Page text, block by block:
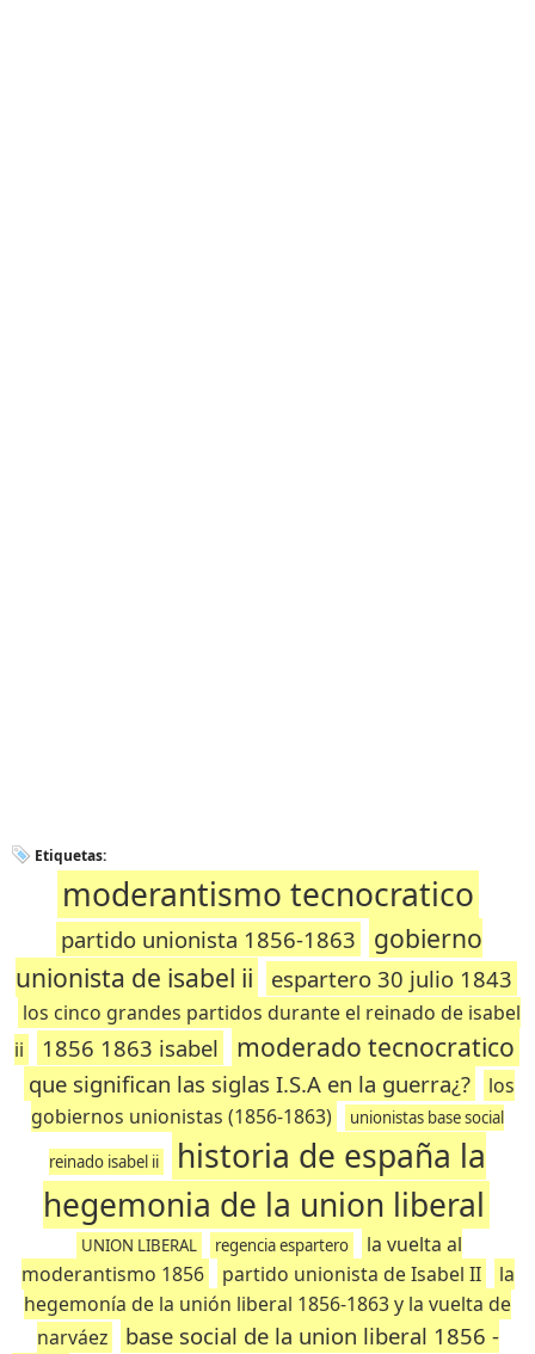
Etiquetas:
moderantismo tecnocratico
partido unionista 1856-1863
gobierno
unionista de isabel ii
espartero 30 julio 1843
los cinco grandes partidos durante el reinado de isabel
ii
1856 1863 isabel moderado tecnocratico
que significan las siglas I.S.A en la guerra¿?
los
gobiernos unionistas (1856-1863)
unionistas base social
reinado isabel ii
historia de españa la
hegemonia de la union liberal
UNION LIBERAL regencia espartero
la vuelta al
moderantismo 1856
partido unionista de Isabel II
la
hegemonía de la unión liberal 1856-1863 y la vuelta de
narváez
base social de la union liberal 1856 -